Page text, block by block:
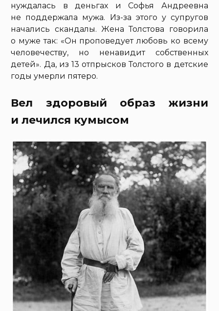
нуждалась в деньгах и Софья Андреевна
не поддержала мужа. Из-за этого у супругов
начались скандалы. Жена Толстова говорила
о муже так: «Он проповедует любовь ко всему
человечеству, но ненавидит собственных
детей». Да, из 13 отпрысков Толстого в детские
годы умерли пятеро.
Вел здоровый образ жизни
и лечился кумысом